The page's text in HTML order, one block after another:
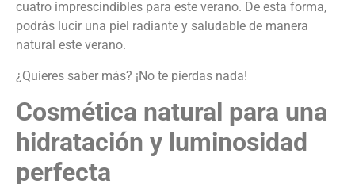
cuatro imprescindibles para este verano. De esta forma,
podrás lucir una piel radiante y saludable de manera
natural este verano.
¿Quieres saber más? ¡No te pierdas nada!
Cosmética natural para una
hidratación y luminosidad
perfecta